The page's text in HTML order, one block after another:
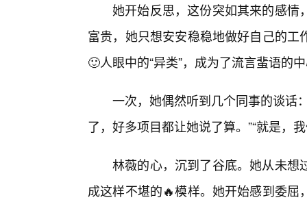
她开始反思，这份突如其来的感情
富贵，她只想安安稳稳地做好自己的
🙂人眼中的“异类”，成为了流言蜚语的
一次，她偶然听到几个同事的谈话
了，好多项目都让她说了算。”“就是，
林薇的心，沉到了谷底。她从未想
成这样不堪的🔥模样。她开始感到委